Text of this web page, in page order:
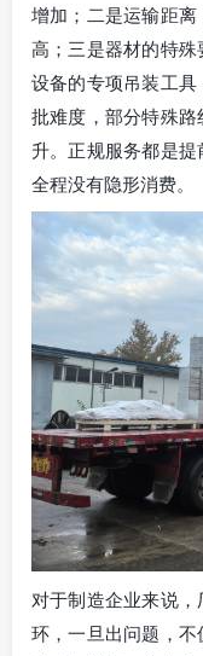
增加；二是运输距
高；三是器材的特
设备的专项吊装工
批难度，部分特殊
升。正规服务都是
全程没有隐形消费。
对于制造企业来说
环，一旦出问题，